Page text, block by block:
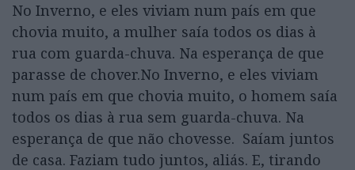
No Inverno, e eles viviam num país em que
chovia muito, a mulher saía todos os dias à
rua com guarda-chuva. Na esperança de que
parasse de chover.No Inverno, e eles viviam
num país em que chovia muito, o homem saía
todos os dias à rua sem guarda-chuva. Na
esperança de que não chovesse. Saíam juntos
de casa. Faziam tudo juntos, aliás. E, tirando